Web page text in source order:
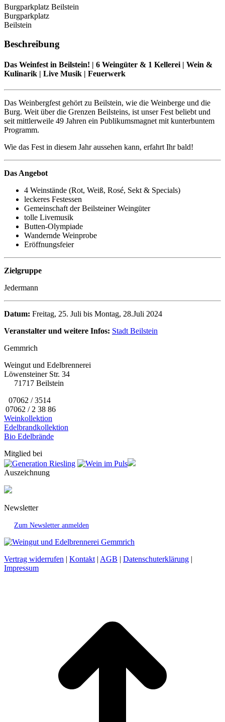
Burgparkplatz Beilstein
Burgparkplatz
Beilstein
Beschreibung
Das Weinfest in Beilstein! | 6 Weingüter & 1 Kellerei | Wein &
Kulinarik | Live Musik | Feuerwerk
Das Weinbergfest gehört zu Beilstein, wie die Weinberge und die
Burg. Weit über die Grenzen Beilsteins, ist unser Fest beliebt und
seit mittlerweile 49 Jahren ein Publikumsmagnet mit kunterbuntem
Programm.
Wie das Fest in diesem Jahr aussehen kann, erfahrt Ihr bald!
Das Angebot
4 Weinstände (Rot, Weiß, Rosé, Sekt & Specials)
leckeres Festessen
Gemeinschaft der Beilsteiner Weingüter
tolle Livemusik
Butten-Olympiade
Wandernde Weinprobe
Eröffnungsfeier
Zielgruppe
Jedermann
Datum: Freitag, 25. Juli bis Montag, 28.Juli 2024
Veranstalter und weitere Infos: Stadt Beilstein
Gemmrich
Weingut und Edelbrennerei
Löwensteiner Str. 34
71717 Beilstein
07062 / 3514
07062 / 2 38 86
Weinkollektion
Edelbrandkollektion
Bio Edelbrände
Mitglied bei
Auszeichnung
Newsletter
Zum Newsletter anmelden
Vertrag widerrufen | Kontakt | AGB | Datenschuterklärung |
Impressum